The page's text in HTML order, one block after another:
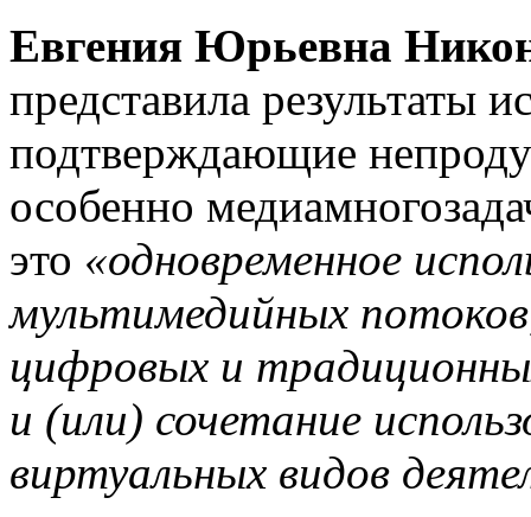
Евгения Юрьевна
представила результаты
подтверждающие
особенно
это «одновременное
мультимедийных
цифровых и
и (или) сочетание
виртуальных видов